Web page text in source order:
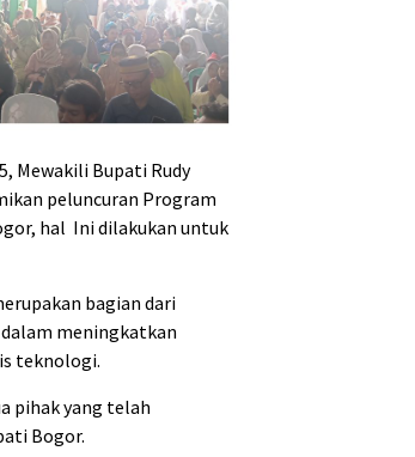
Mewakili Bupati Rudy
peluncuran Program
hal Ini dilakukan untuk
bagian dari
meningkatkan
teknologi.
pihak yang telah
Bogor.